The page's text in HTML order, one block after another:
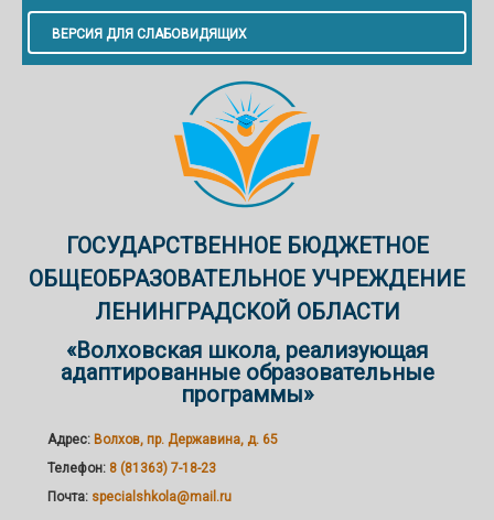
ВЕРСИЯ ДЛЯ СЛАБОВИДЯЩИХ
ГОСУДАРСТВЕННОЕ БЮДЖЕТНОЕ
ОБЩЕОБРАЗОВАТЕЛЬНОЕ УЧРЕЖДЕНИЕ
ЛЕНИНГРАДСКОЙ ОБЛАСТИ
«Волховская школа, реализующая
адаптированные образовательные
программы»
Адрес: Волхов, пр. Державина, д. 65
Телефон: 8 (81363) 7-18-23
Почта: specialshkola@mail.ru